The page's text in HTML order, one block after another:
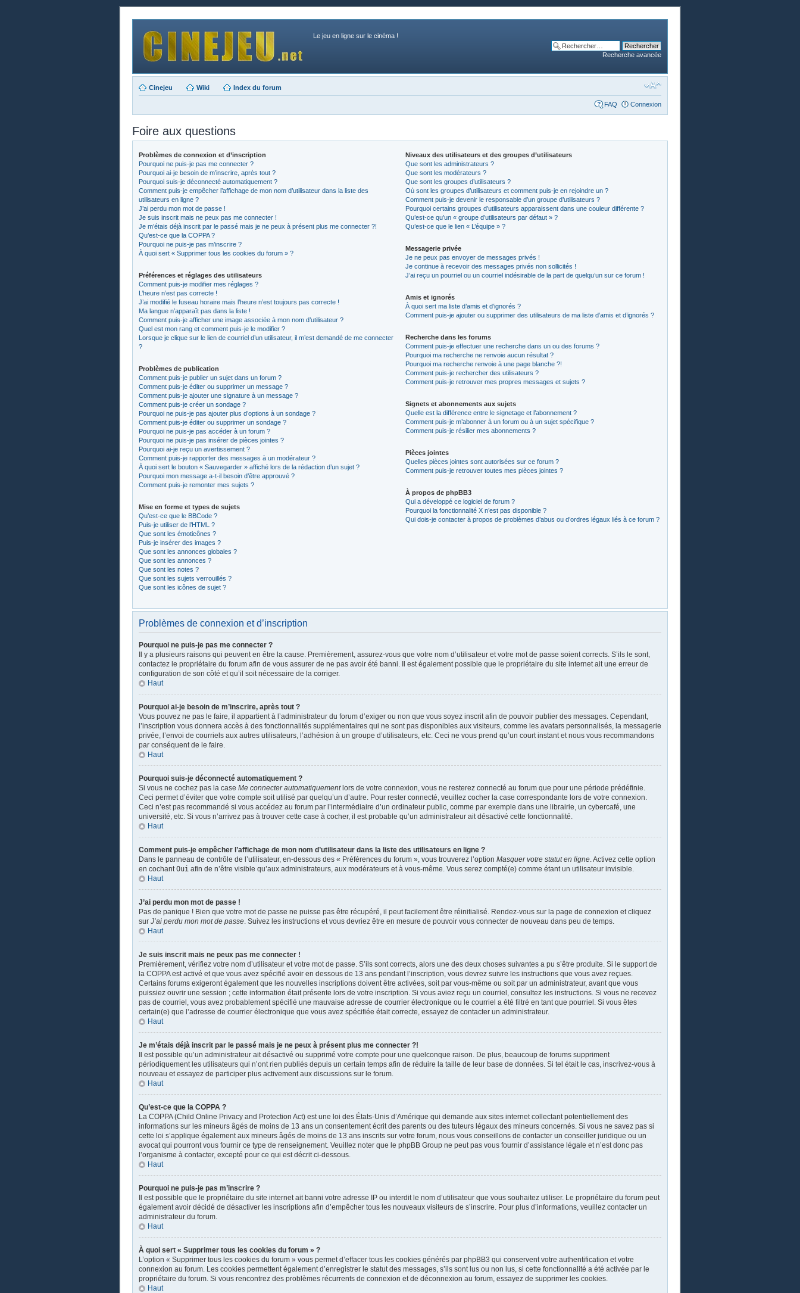
Le jeu en ligne sur le cinéma !
Recherche avancée
Cinejeu Wiki Index du forum
FAQ Connexion
Foire aux questions
Problèmes de connexion et d’inscription
Pourquoi ne puis-je pas me connecter ?
Pourquoi ai-je besoin de m’inscrire, après tout ?
Pourquoi suis-je déconnecté automatiquement ?
Comment puis-je empêcher l’affichage de mon nom d’utilisateur dans la liste des
utilisateurs en ligne ?
J’ai perdu mon mot de passe !
Je suis inscrit mais ne peux pas me connecter !
Je m’étais déjà inscrit par le passé mais je ne peux à présent plus me connecter ?!
Qu’est-ce que la COPPA ?
Pourquoi ne puis-je pas m’inscrire ?
À quoi sert « Supprimer tous les cookies du forum » ?
Préférences et réglages des utilisateurs
Comment puis-je modifier mes réglages ?
L’heure n’est pas correcte !
J’ai modifié le fuseau horaire mais l’heure n’est toujours pas correcte !
Ma langue n’apparaît pas dans la liste !
Comment puis-je afficher une image associée à mon nom d’utilisateur ?
Quel est mon rang et comment puis-je le modifier ?
Lorsque je clique sur le lien de courriel d’un utilisateur, il m’est demandé de me connecter
?
Problèmes de publication
Comment puis-je publier un sujet dans un forum ?
Comment puis-je éditer ou supprimer un message ?
Comment puis-je ajouter une signature à un message ?
Comment puis-je créer un sondage ?
Pourquoi ne puis-je pas ajouter plus d’options à un sondage ?
Comment puis-je éditer ou supprimer un sondage ?
Pourquoi ne puis-je pas accéder à un forum ?
Pourquoi ne puis-je pas insérer de pièces jointes ?
Pourquoi ai-je reçu un avertissement ?
Comment puis-je rapporter des messages à un modérateur ?
À quoi sert le bouton « Sauvegarder » affiché lors de la rédaction d’un sujet ?
Pourquoi mon message a-t-il besoin d’être approuvé ?
Comment puis-je remonter mes sujets ?
Mise en forme et types de sujets
Qu’est-ce que le BBCode ?
Puis-je utiliser de l’HTML ?
Que sont les émoticônes ?
Puis-je insérer des images ?
Que sont les annonces globales ?
Que sont les annonces ?
Que sont les notes ?
Que sont les sujets verrouillés ?
Que sont les icônes de sujet ?
Niveaux des utilisateurs et des groupes d’utilisateurs
Que sont les administrateurs ?
Que sont les modérateurs ?
Que sont les groupes d’utilisateurs ?
Où sont les groupes d’utilisateurs et comment puis-je en rejoindre un ?
Comment puis-je devenir le responsable d’un groupe d’utilisateurs ?
Pourquoi certains groupes d’utilisateurs apparaissent dans une couleur différente ?
Qu’est-ce qu’un « groupe d’utilisateurs par défaut » ?
Qu’est-ce que le lien « L’équipe » ?
Messagerie privée
Je ne peux pas envoyer de messages privés !
Je continue à recevoir des messages privés non sollicités !
J’ai reçu un pourriel ou un courriel indésirable de la part de quelqu’un sur ce forum !
Amis et ignorés
À quoi sert ma liste d’amis et d’ignorés ?
Comment puis-je ajouter ou supprimer des utilisateurs de ma liste d’amis et d’ignorés ?
Recherche dans les forums
Comment puis-je effectuer une recherche dans un ou des forums ?
Pourquoi ma recherche ne renvoie aucun résultat ?
Pourquoi ma recherche renvoie à une page blanche ?!
Comment puis-je rechercher des utilisateurs ?
Comment puis-je retrouver mes propres messages et sujets ?
Signets et abonnements aux sujets
Quelle est la différence entre le signetage et l’abonnement ?
Comment puis-je m’abonner à un forum ou à un sujet spécifique ?
Comment puis-je résilier mes abonnements ?
Pièces jointes
Quelles pièces jointes sont autorisées sur ce forum ?
Comment puis-je retrouver toutes mes pièces jointes ?
À propos de phpBB3
Qui a développé ce logiciel de forum ?
Pourquoi la fonctionnalité X n’est pas disponible ?
Qui dois-je contacter à propos de problèmes d’abus ou d’ordres légaux liés à ce forum ?
Problèmes de connexion et d’inscription
Pourquoi ne puis-je pas me connecter ?
Il y a plusieurs raisons qui peuvent en être la cause. Premièrement, assurez-vous que votre nom d’utilisateur et votre mot de passe soient corrects. S’ils le sont,
contactez le propriétaire du forum afin de vous assurer de ne pas avoir été banni. Il est également possible que le propriétaire du site internet ait une erreur de
configuration de son côté et qu’il soit nécessaire de la corriger.
Haut
Pourquoi ai-je besoin de m’inscrire, après tout ?
Vous pouvez ne pas le faire, il appartient à l’administrateur du forum d’exiger ou non que vous soyez inscrit afin de pouvoir publier des messages. Cependant,
l’inscription vous donnera accès à des fonctionnalités supplémentaires qui ne sont pas disponibles aux visiteurs, comme les avatars personnalisés, la messagerie
privée, l’envoi de courriels aux autres utilisateurs, l’adhésion à un groupe d’utilisateurs, etc. Ceci ne vous prend qu’un court instant et nous vous recommandons
par conséquent de le faire.
Haut
Pourquoi suis-je déconnecté automatiquement ?
Si vous ne cochez pas la case Me connecter automatiquementlors de votre connexion, vous ne resterez connecté au forum que pour une période prédéfinie.
Ceci permet d’éviter que votre compte soit utilisé par quelqu’un d’autre. Pour rester connecté, veuillez cocher la case correspondante lors de votre connexion.
Ceci n’est pas recommandé si vous accédez au forum par l’intermédiaire d’un ordinateur public, comme par exemple dans une librairie, un cybercafé, une
université, etc. Si vous n’arrivez pas à trouver cette case à cocher, il est probable qu’un administrateur ait désactivé cette fonctionnalité.
Haut
Comment puis-je empêcher l’affichage de mon nom d’utilisateur dans la liste des utilisateurs en ligne ?
Dans le panneau de contrôle de l’utilisateur, en-dessous des « Préférences du forum », vous trouverez l’option Masquer votre statut en ligne. Activez cette option
en cochantOui afin de n’être visible qu’aux administrateurs, aux modérateurs et à vous-même. Vous serez compté(e) comme étant un utilisateur invisible.
Haut
J’ai perdu mon mot de passe !
Pas de panique ! Bien que votre mot de passe ne puisse pas être récupéré, il peut facilement être réinitialisé. Rendez-vous sur la page de connexion et cliquez
sur J’ai perdu mon mot de passe. Suivez les instructions et vous devriez être en mesure de pouvoir vous connecter de nouveau dans peu de temps.
Haut
Je suis inscrit mais ne peux pas me connecter !
Premièrement, vérifiez votre nom d’utilisateur et votre mot de passe. S’ils sont corrects, alors une des deux choses suivantes a pu s’être produite. Si le support de
la COPPA est activé et que vous avez spécifié avoir en dessous de 13 ans pendant l’inscription, vous devrez suivre les instructions que vous avez reçues.
Certains forums exigeront également que les nouvelles inscriptions doivent être activées, soit par vous-même ou soit par un administrateur, avant que vous
puissiez ouvrir une session ; cette information était présente lors de votre inscription. Si vous aviez reçu un courriel, consultez les instructions. Si vous ne recevez
pas de courriel, vous avez probablement spécifié une mauvaise adresse de courrier électronique ou le courriel a été filtré en tant que pourriel. Si vous êtes
certain(e) que l’adresse de courrier électronique que vous avez spécifiée était correcte, essayez de contacter un administrateur.
Haut
Je m’étais déjà inscrit par le passé mais je ne peux à présent plus me connecter ?!
Il est possible qu’un administrateur ait désactivé ou supprimé votre compte pour une quelconque raison. De plus, beaucoup de forums suppriment
périodiquement les utilisateurs qui n’ont rien publiés depuis un certain temps afin de réduire la taille de leur base de données. Si tel était le cas, inscrivez-vous à
nouveau et essayez de participer plus activement aux discussions sur le forum.
Haut
Qu’est-ce que la COPPA ?
La COPPA (Child Online Privacy and Protection Act) est une loi des États-Unis d’Amérique qui demande aux sites internet collectant potentiellement des
informations sur les mineurs âgés de moins de 13 ans un consentement écrit des parents ou des tuteurs légaux des mineurs concernés. Si vous ne savez pas si
cette loi s’applique également aux mineurs âgés de moins de 13 ans inscrits sur votre forum, nous vous conseillons de contacter un conseiller juridique ou un
avocat qui pourront vous fournir ce type de renseignement. Veuillez noter que le phpBB Group ne peut pas vous fournir d’assistance légale et n’est donc pas
l’organisme à contacter, excepté pour ce qui est décrit ci-dessous.
Haut
Pourquoi ne puis-je pas m’inscrire ?
Il est possible que le propriétaire du site internet ait banni votre adresse IP ou interdit le nom d’utilisateur que vous souhaitez utiliser. Le propriétaire du forum peut
également avoir décidé de désactiver les inscriptions afin d’empêcher tous les nouveaux visiteurs de s’inscrire. Pour plus d’informations, veuillez contacter un
administrateur du forum.
Haut
À quoi sert « Supprimer tous les cookies du forum » ?
L’option « Supprimer tous les cookies du forum » vous permet d’effacer tous les cookies générés par phpBB3 qui conservent votre authentification et votre
connexion au forum. Les cookies permettent également d’enregistrer le statut des messages, s’ils sont lus ou non lus, si cette fonctionnalité a été activée par le
propriétaire du forum. Si vous rencontrez des problèmes récurrents de connexion et de déconnexion au forum, essayez de supprimer les cookies.
Haut